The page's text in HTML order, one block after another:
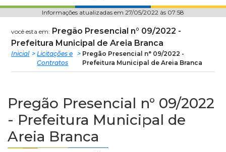
Areia
Branca
Informações atualizadas em 27/05/2022 às 07:58
você esta em: Pregão Presencial n° 09/2022 -
Prefeitura Municipal de Areia Branca
Inicial
Licitações e
Contratos
Pregão Presencial n° 09/2022 -
Prefeitura Municipal de Areia Branca
Pregão Presencial n° 09/2022
- Prefeitura Municipal de
Areia Branca